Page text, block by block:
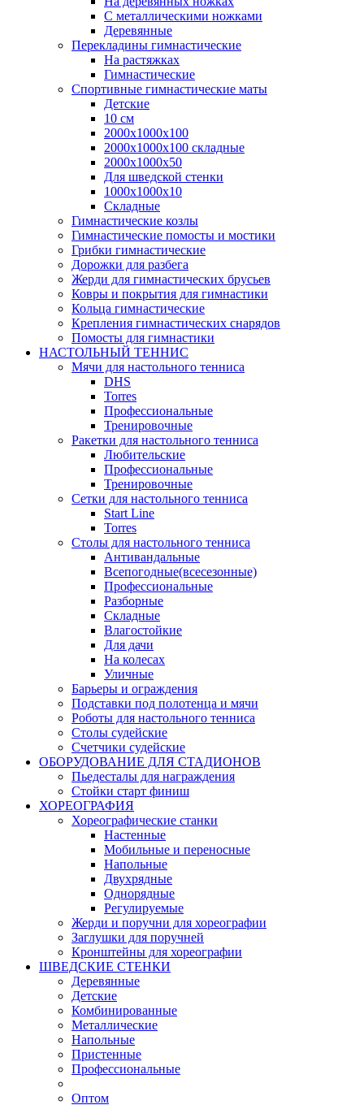
С металлическими ножками
Деревянные
Перекладины гимнастические
На растяжках
Гимнастические
Спортивные гимнастические маты
Детские
10 см
2000х1000х100
2000х1000х100 складные
2000х1000х50
Для шведской стенки
1000х1000х10
Складные
Гимнастические козлы
Гимнастические помосты и мостики
Грибки гимнастические
Дорожки для разбега
Жерди для гимнастических брусьев
Ковры и покрытия для гимнастики
Кольца гимнастические
Крепления гимнастических снарядов
Помосты для гимнастики
НАСТОЛЬНЫЙ ТЕННИС
Мячи для настольного тенниса
DHS
Torres
Профессиональные
Тренировочные
Ракетки для настольного тенниса
Любительские
Профессиональные
Тренировочные
Сетки для настольного тенниса
Start Line
Torres
Столы для настольного тенниса
Антивандальные
Всепогодные(всесезонные)
Профессиональные
Разборные
Складные
Влагостойкие
Для дачи
На колесах
Уличные
Барьеры и ограждения
Подставки под полотенца и мячи
Роботы для настольного тенниса
Столы судейские
Счетчики судейские
ОБОРУДОВАНИЕ ДЛЯ СТАДИОНОВ
Пьедесталы для награждения
Стойки старт финиш
ХОРЕОГРАФИЯ
Хореографические станки
Настенные
Мобильные и переносные
Напольные
Двухрядные
Однорядные
Регулируемые
Жерди и поручни для хореографии
Заглушки для поручней
Кронштейны для хореографии
ШВЕДСКИЕ СТЕНКИ
Деревянные
Детские
Комбинированные
Металлические
Напольные
Пристенные
Профессиональные
Оптом